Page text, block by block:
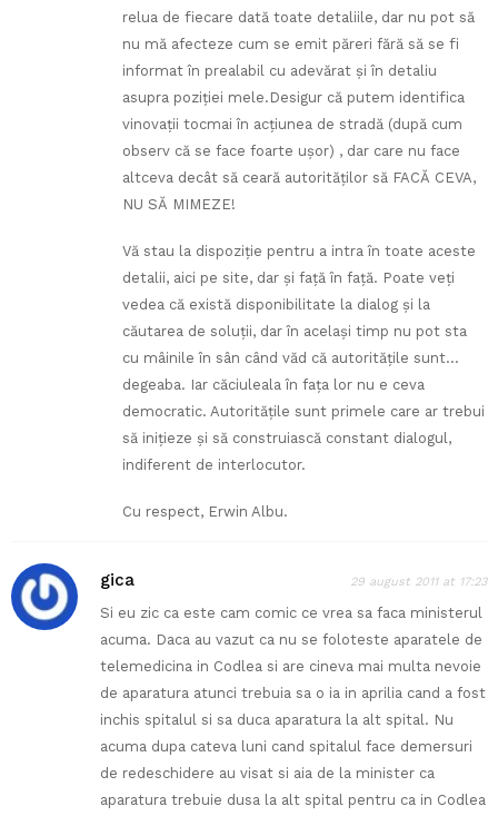
relua de fiecare dată toate detaliile, dar nu pot să
nu mă afecteze cum se emit păreri fără să se fi
informat în prealabil cu adevărat şi în detaliu
asupra poziţiei mele.Desigur că putem identifica
vinovaţii tocmai în acţiunea de stradă (după cum
observ că se face foarte uşor) , dar care nu face
altceva decât să ceară autorităţilor să FACĂ CEVA,
NU SĂ MIMEZE!
Vă stau la dispoziţie pentru a intra în toate aceste
detalii, aici pe site, dar şi faţă în faţă. Poate veţi
vedea că există disponibilitate la dialog şi la
căutarea de soluţii, dar în acelaşi timp nu pot sta
cu mâinile în sân când văd că autorităţile sunt…
degeaba. Iar căciuleala în faţa lor nu e ceva
democratic. Autorităţile sunt primele care ar trebui
să iniţieze şi să construiască constant dialogul,
indiferent de interlocutor.
Cu respect, Erwin Albu.
gica 29 august 2011 at 17:23
Si eu zic ca este cam comic ce vrea sa faca ministerul
acuma. Daca au vazut ca nu se foloteste aparatele de
telemedicina in Codlea si are cineva mai multa nevoie
de aparatura atunci trebuia sa o ia in aprilia cand a fost
inchis spitalul si sa duca aparatura la alt spital. Nu
acuma dupa cateva luni cand spitalul face demersuri
de redeschidere au visat si aia de la minister ca
aparatura trebuie dusa la alt spital pentru ca in Codlea